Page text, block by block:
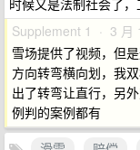
时候又是法制社会了
Supplement 1 · 3 月
雪场提供了视频，但
方向转弯横向划，我
出了转弯让直行，另
例判的案例都有